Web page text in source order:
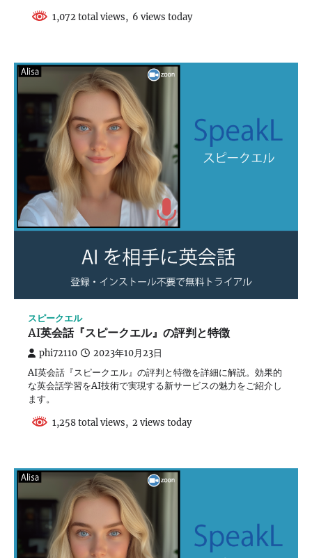
1,072 total views, 6 views today
スピークエル
AI英会話『スピークエル』の評判と特徴
phi72110 2023年10月23日
AI英会話『スピークエル』の評判と特徴を詳細に解説。効果的
な英会話学習をAI技術で実現する新サービスの魅力をご紹介し
ます。
1,258 total views, 2 views today